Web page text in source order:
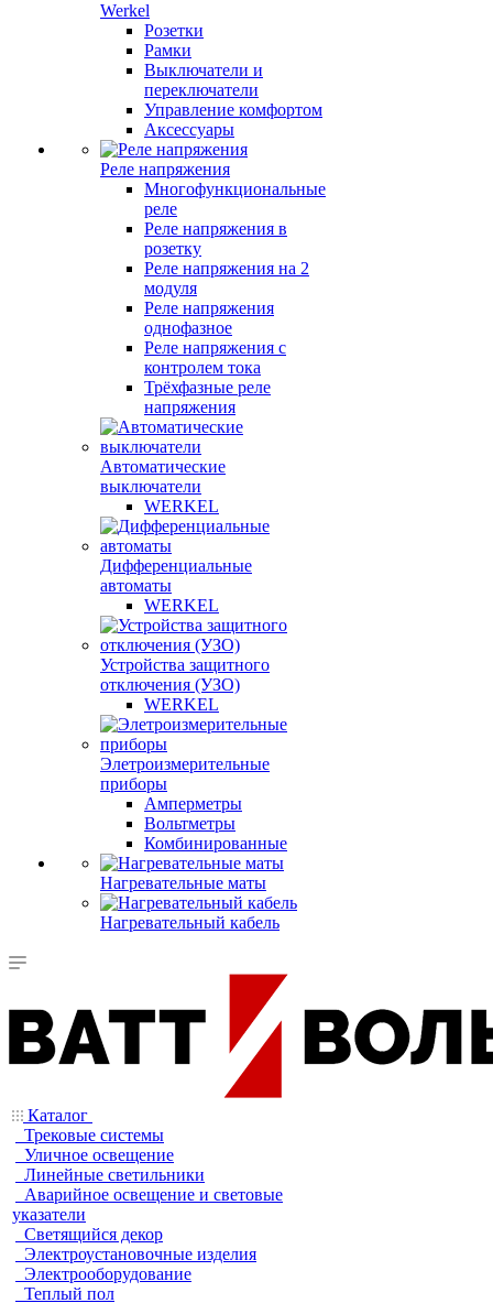
Werkel
Розетки
Рамки
Выключатели и
переключатели
Управление комфортом
Аксессуары
Реле напряжения
Многофункциональные
реле
Реле напряжения в
розетку
Реле напряжения на 2
модуля
Реле напряжения
однофазное
Реле напряжения с
контролем тока
Трёхфазные реле
напряжения
Автоматические
выключатели
WERKEL
Дифференциальные
автоматы
WERKEL
Устройства защитного
отключения (УЗО)
WERKEL
Элетроизмерительные
приборы
Амперметры
Вольтметры
Комбинированные
Нагревательные маты
Нагревательный кабель
Каталог
Трековые системы
Уличное освещение
Линейные светильники
Аварийное освещение и световые
указатели
Светящийся декор
Электроустановочные изделия
Электрооборудование
Теплый пол